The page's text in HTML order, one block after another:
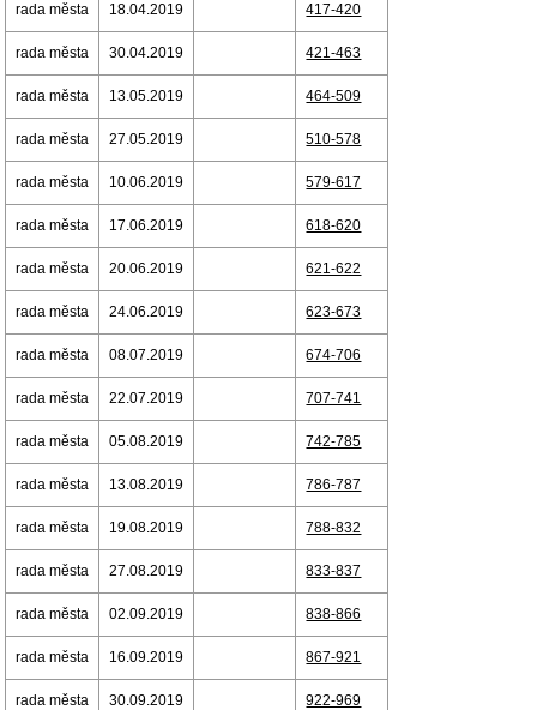
rada města 18.04.2019 417-420
rada města 30.04.2019 421-463
rada města 13.05.2019 464-509
rada města 27.05.2019 510-578
rada města 10.06.2019 579-617
rada města 17.06.2019 618-620
rada města 20.06.2019 621-622
rada města 24.06.2019 623-673
rada města 08.07.2019 674-706
rada města 22.07.2019 707-741
rada města 05.08.2019 742-785
rada města 13.08.2019 786-787
rada města 19.08.2019 788-832
rada města 27.08.2019 833-837
rada města 02.09.2019 838-866
rada města 16.09.2019 867-921
rada města 30.09.2019 922-969